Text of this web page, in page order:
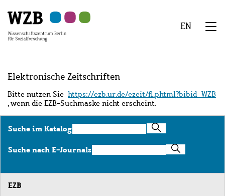
Hauptinhalt
springen
Navigation
springen
Suche
springen
Sekundärnavigation
springen
Fußzeile
springen
EN
Elektronische Zeitschriften
Bitte nutzen Sie https://ezb.ur.de/ezeit/fl.phtml?bibid=WZB
, wenn die EZB-Suchmaske nicht erscheint.
Suche im KatalogSuche
im
Katalog
Suche nach E-JournalsSuche
nach
Journals
EZB